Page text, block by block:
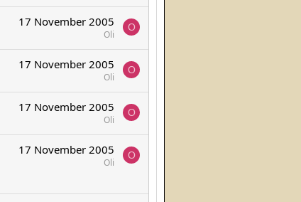
17 November 2005
Oli
O
17 November 2005
Oli
O
17 November 2005
Oli
O
17 November 2005
Oli
O